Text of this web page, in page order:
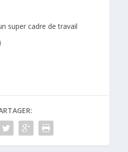
super cadre de travail